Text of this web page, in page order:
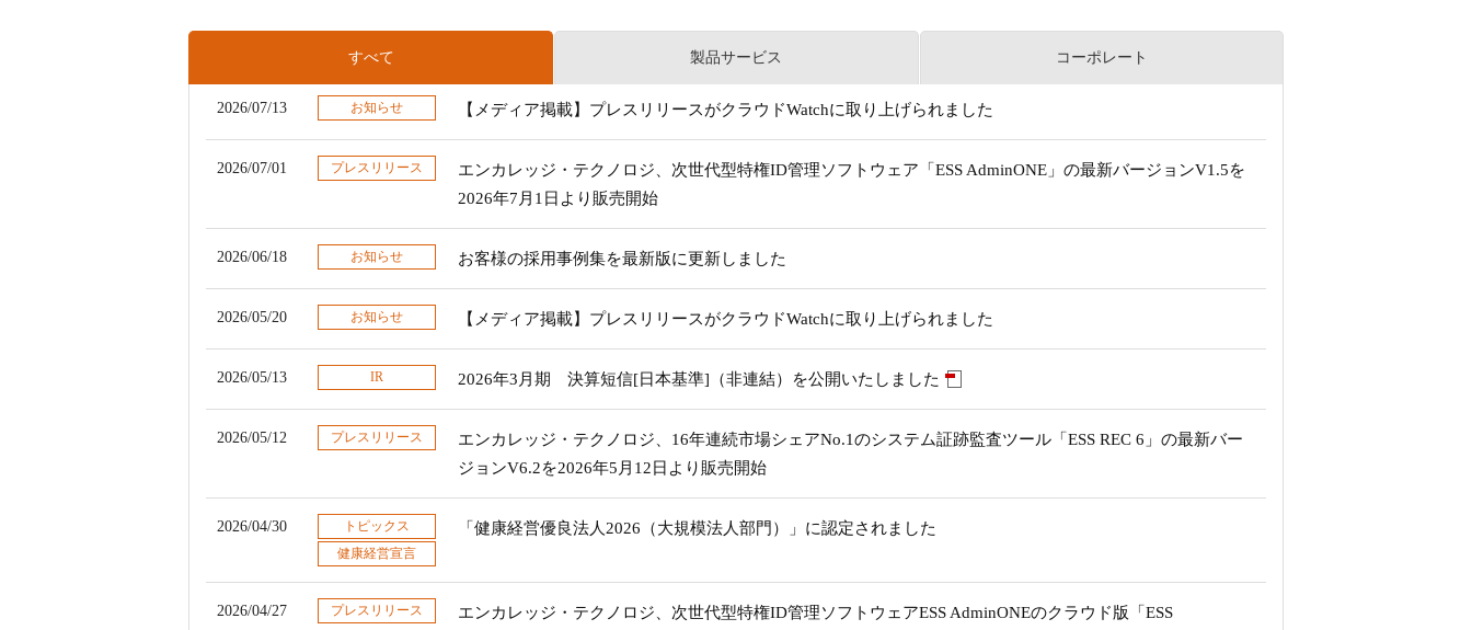
すべて 製品サービス コーポレート
2026/07/13 お知らせ 【メディア掲載】プレスリリースがクラウドWatchに取り上げられました
2026/07/01 プレスリリース
エンカレッジ・テクノロジ、次世代型特権ID管理ソフトウェア「ESS AdminONE」の最新バージョンV1.5を
2026年7月1日より販売開始
2026/06/18 お知らせ お客様の採用事例集を最新版に更新しました
2026/05/20 お知らせ 【メディア掲載】プレスリリースがクラウドWatchに取り上げられました
2026/05/13 IR 2026年3月期 決算短信[日本基準]（非連結）を公開いたしました
2026/05/12 プレスリリース
エンカレッジ・テクノロジ、16年連続市場シェアNo.1のシステム証跡監査ツール「ESS REC 6」の最新バー
ジョンV6.2を2026年5月12日より販売開始
2026/04/30
トピックス
健康経営宣言
「健康経営優良法人2026（大規模法人部門）」に認定されました
2026/04/27 プレスリリース
エンカレッジ・テクノロジ、次世代型特権ID管理ソフトウェアESS AdminONEのクラウド版「ESS